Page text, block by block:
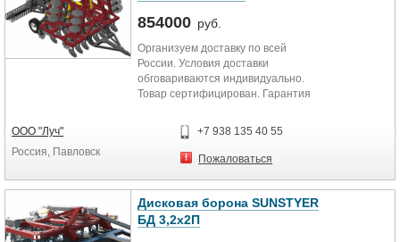
854000 руб.
Организуем доставку по всей
России. Условия доставки
обговариваются индивидуально.
Товар сертифицирован. Гарантия
ООО "Луч"
Россия, Павловск
+7 938 135 40 55
Пожаловаться
Дисковая борона SUNSTYER
БД 3,2х2П